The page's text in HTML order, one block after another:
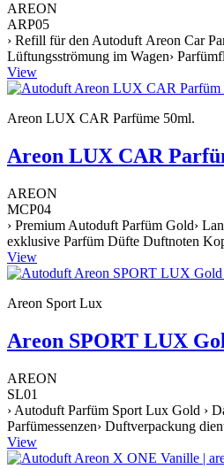
AREON
ARP05
› Refill für den Autoduft Areon Car
Lüftungsströmung im Wagen›
View
Areon LUX CAR Parfüme 50ml.
Areon LUX CAR
AREON
MCP04
› Premium Autoduft Parfüm Gold›
exklusive Parfüm Düfte Duftnoten
View
Areon Sport Lux
Areon SPORT LUX
AREON
SL01
› Autoduft Parfüm Sport Lux Gold ›
Parfümessenzen› Duftverpackung
View